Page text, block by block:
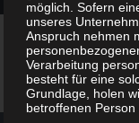
Neuigkeiten:
Haustür jetzt mit
möglich. Sofern
unseres
Anspruch nehmen
Verarbeitung
besteht für eine
Grundlage, holen
betroffenen Person